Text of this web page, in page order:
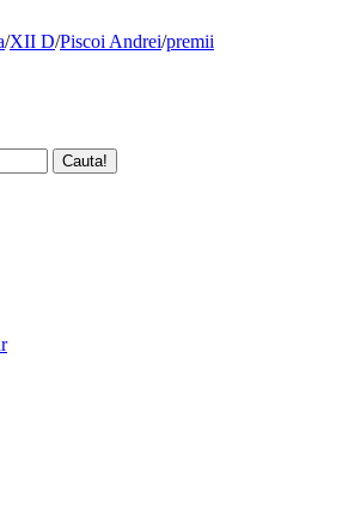
/XII D/Piscoi Andrei/premii